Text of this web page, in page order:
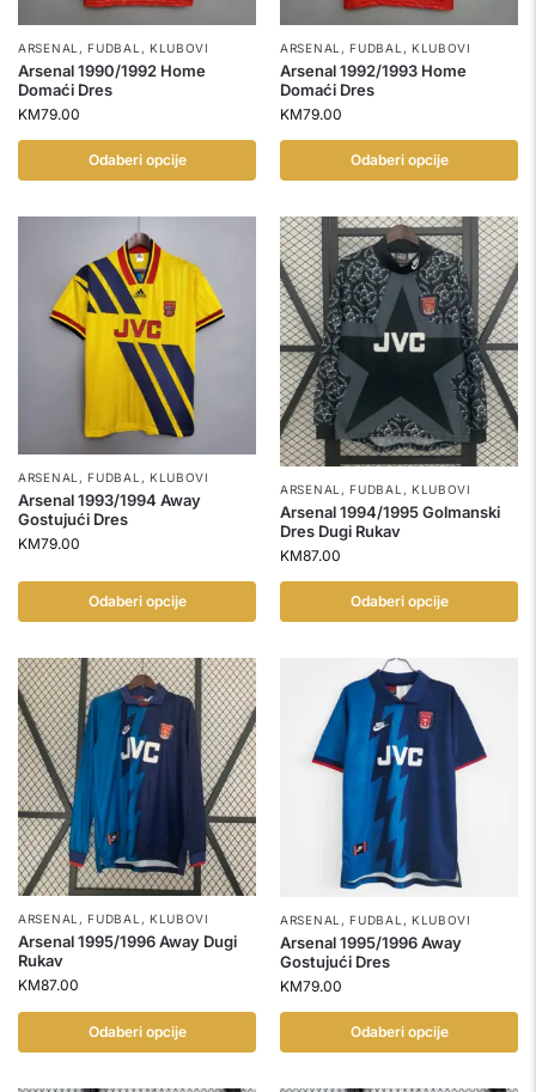
ARSENAL ,FUDBAL , KLUBOVI
Arsenal 1990/1992 Home
Domaći Dres
KM79.00
Odaberi opcije
ARSENAL ,FUDBAL , KLUBOVI
Arsenal 1992/1993 Home
Domaći Dres
KM79.00
Odaberi opcije
ARSENAL ,FUDBAL , KLUBOVI
Arsenal 1993/1994 Away
Gostujući Dres
KM79.00
Odaberi opcije
ARSENAL ,FUDBAL , KLUBOVI
Arsenal 1994/1995 Golmanski
Dres Dugi Rukav
KM87.00
Odaberi opcije
ARSENAL ,FUDBAL , KLUBOVI
Arsenal 1995/1996 Away Dugi
Rukav
KM87.00
Odaberi opcije
ARSENAL ,FUDBAL , KLUBOVI
Arsenal 1995/1996 Away
Gostujući Dres
KM79.00
Odaberi opcije